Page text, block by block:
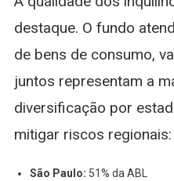
destaque. O fundo
de bens de consumo,
juntos representam a
diversificação por
mitigar riscos regionais:
São Paulo: 51% da ABL